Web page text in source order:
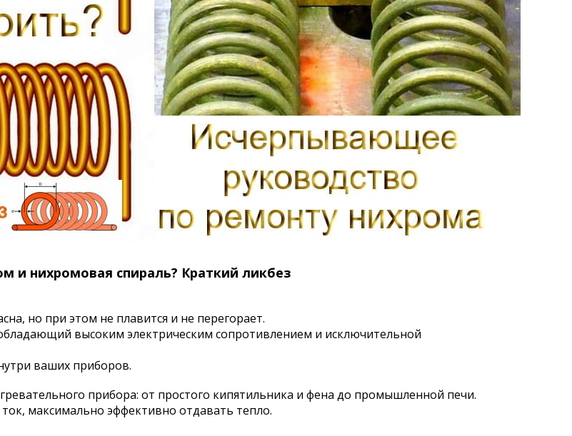
и нихромовая спираль? Краткий ликбез
но при этом не плавится и не перегорает.
высоким электрическим сопротивлением и исключительной
ваших приборов.
прибора: от простого кипятильника и фена до промышленной печи.
максимально эффективно отдавать тепло.